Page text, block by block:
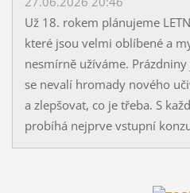
Už 18. rokem plánujeme
které jsou velmi oblíbené a
nesmírně užíváme.
se nevalí hromady nového
a zlepšovat, co je třeba. S
probíhá nejprve vstupní